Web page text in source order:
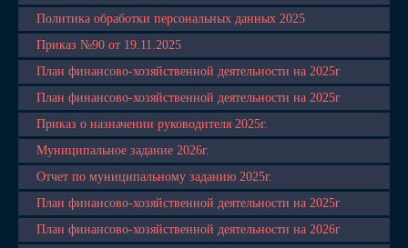
Политика обработки персональных данных 2025
Приказ №90 от 19.11.2025
План финансово-хозяйственной деятельности на 2025г
План финансово-хозяйственной деятельности на 2025г
Приказ о назначении руководителя 2025г.
Муниципальное задание 2026г.
Отчет по муниципальному заданию 2025г.
План финансово-хозяйственной деятельности на 2025г
План финансово-хозяйственной деятельности на 2026г